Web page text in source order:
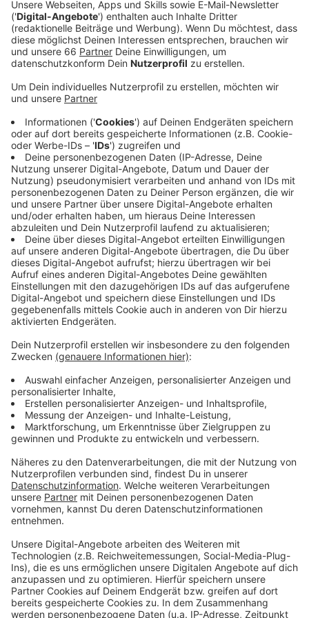
Veröffentlicht:Freitag, 06.10.2023 06:45
Anzeige
Zum Beispiel hat das Düsseldorfer Amtsgericht jetzt
das Insolvenzverfahren der Centrum-Gruppe eröffnet.
Die Centrum-Gruppe ist hier in Düsseldorf unter
anderem als Projektentwickler für einige Bauprojekte
wie den Kö Bogen II oder den geplanten Calatrava
Boulevard bekannt. Vor drei Monaten hatte sie
umfassende Restrukturierungsmaßnahmen
angekündigt. Vom zuständigen Sachwalter heißt es
jetzt, dass man weiterhin intensiv mit allen Beteiligten
versuche, möglichst große Teile der Gruppe und die
damit verbundenen Arbeitsplätze zu erhalten.
Centrum verhandelt aktuell intensiv mit Partnern, über
Finanzierungsmöglichkeiten. Ziel sei es, alle
tragfähigen Projekte fortzuführen, sofern dies mit den
erreicht werden könne.
Anzeige
Weitere Infos und Links zum Thema:
Anzeige
So haben wir im Juli berichtet:
Die Centrum Gruppe:
Der Calatrava Boulevard:
Anzeige